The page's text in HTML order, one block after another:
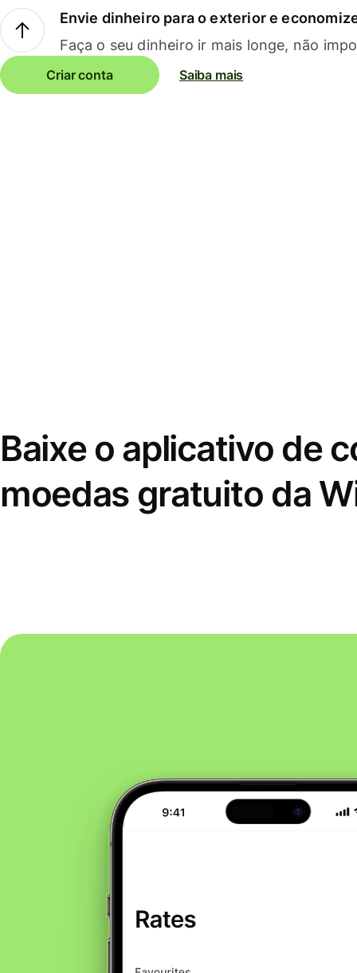
Envie dinheiro para o exterior e
Faça o seu dinheiro ir mais longe, não
Criar conta Saiba mais
Baixe o aplicativo de
moedas gratuito da